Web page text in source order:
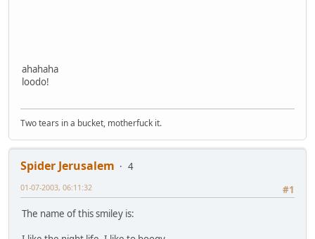
ahahaha
loodo!
Two tears in a bucket, motherfuck it.
Spider Jerusalem
4
#1
01-07-2003, 06:11:32
The name of this smiley is: